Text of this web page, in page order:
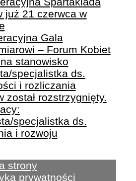
już 21 czerwca w
Gala
– Forum Kobiet
stanowisko
specjalistka ds.
i rozliczania
został rozstrzygnięty.
specjalistka ds.
i rozwoju
strony
prywatności